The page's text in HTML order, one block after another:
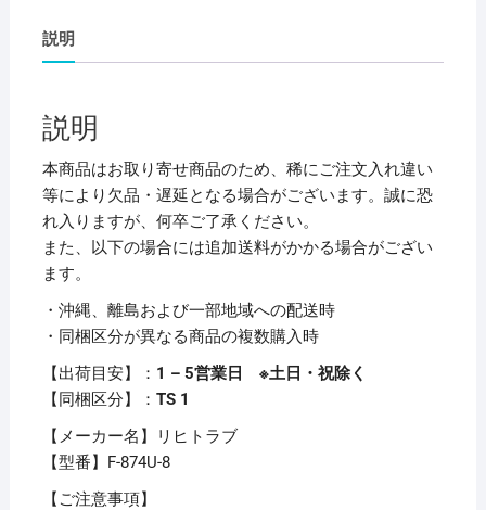
グ
ル
（カ
ド
ク
＆
ツ
イ
ス
ト
ン
グ）
A4
説明
説明
本商品はお取り寄せ商品のため、稀にご注文入れ違い
等により欠品・遅延となる場合がございます。誠に恐
れ入りますが、何卒ご了承ください。
また、以下の場合には追加送料がかかる場合がござい
ます。
・沖縄、離島および一部地域への配送時
・同梱区分が異なる商品の複数購入時
【出荷目安】： 1 – 5営業日 ※土日・祝除く
【同梱区分】： TS 1
【メーカー名】リヒトラブ
【型番】F-874U-8
【ご注意事項】